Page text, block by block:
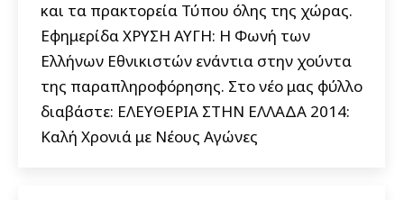
και τα πρακτορεία Τύπου όλης της χώρας.
Εφημερίδα ΧΡΥΣΗ ΑΥΓΗ: Η Φωνή των
Ελλήνων Εθνικιστών ενάντια στην χούντα
της παραπληροφόρησης. Στο νέο μας φύλλο
διαβάστε: ΕΛΕΥΘΕΡΙΑ ΣΤΗΝ ΕΛΛΑΔΑ 2014:
Καλή Χρονιά με Νέους Αγώνες